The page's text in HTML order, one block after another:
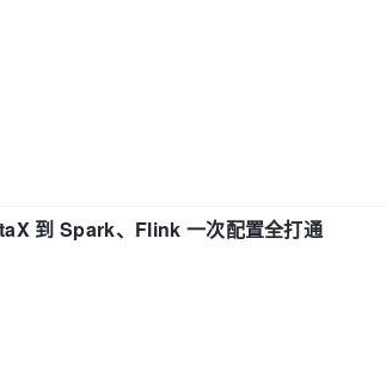
到 Spark、Flink 一次配置全打通